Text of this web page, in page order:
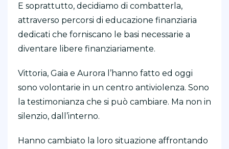
E soprattutto, decidiamo di combatterla,
attraverso percorsi di educazione finanziaria
dedicati che forniscano le basi necessarie a
diventare libere finanziariamente.
Vittoria, Gaia e Aurora l’hanno fatto ed oggi
sono volontarie in un centro antiviolenza. Sono
la testimonianza che si può cambiare. Ma non in
silenzio, dall’interno.
Hanno cambiato la loro situazione affrontando